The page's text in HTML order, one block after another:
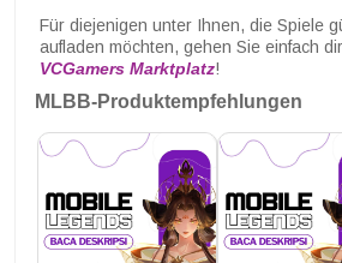
Für diejenigen unter Ihnen, die Spiele
aufladen möchten, gehen Sie einfach
VCGamers Marktplatz!
MLBB-Produktempfehlungen